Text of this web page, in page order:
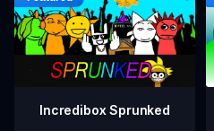
Incredibox Sprunked